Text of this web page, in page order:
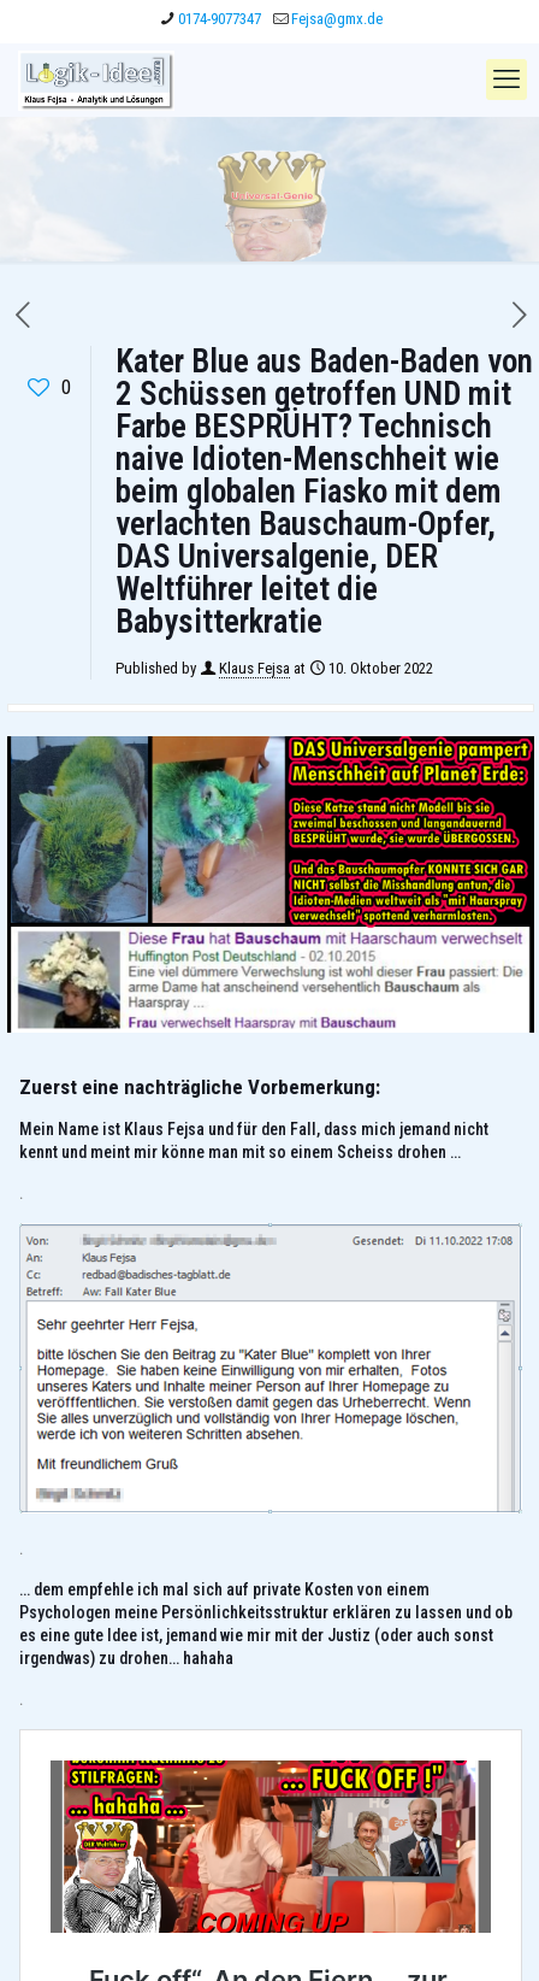
0174-9077347 Fejsa@gmx.de
0
Kater Blue aus Baden-Baden von
2 Schüssen getroffen UND mit
Farbe BESPRÜHT? Technisch
naive Idioten-Menschheit wie
beim globalen Fiasko mit dem
verlachten Bauschaum-Opfer,
DAS Universalgenie, DER
Weltführer leitet die
Babysitterkratie
Published by Klaus Fejsa at 10. Oktober 2022
Zuerst eine nachträgliche Vorbemerkung:
Mein Name ist Klaus Fejsa und für den Fall, dass mich jemand nicht
kennt und meint mir könne man mit so einem Scheiss drohen …
.
.
… dem empfehle ich mal sich auf private Kosten von einem
Psychologen meine Persönlichkeitsstruktur erklären zu lassen und ob
es eine gute Idee ist, jemand wie mir mit der Justiz (oder auch sonst
irgendwas) zu drohen… hahaha
.